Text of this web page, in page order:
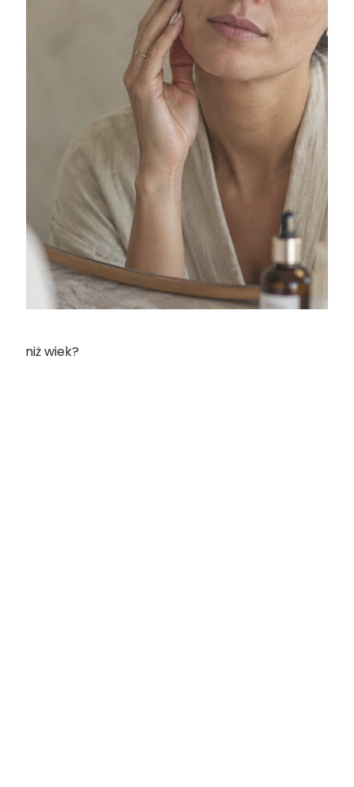
niż wiek?